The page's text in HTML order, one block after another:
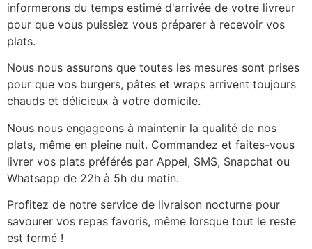
informerons du temps estimé d'arrivée de votre livreur
pour que vous puissiez vous préparer à recevoir vos
plats.
Nous nous assurons que toutes les mesures sont prises
pour que vos burgers, pâtes et wraps arrivent toujours
chauds et délicieux à votre domicile.
Nous nous engageons à maintenir la qualité de nos
plats, même en pleine nuit. Commandez et faites-vous
livrer vos plats préférés par Appel, SMS, Snapchat ou
Whatsapp de 22h à 5h du matin.
Profitez de notre service de livraison nocturne pour
savourer vos repas favoris, même lorsque tout le reste
est fermé !